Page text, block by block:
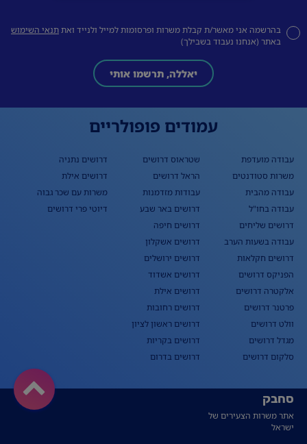
בהרשמה אני מאשר/ת קבלת משרות ופרסומות למייל ולנייד ואתתנאי השימוש
באתר (אנחנו נעבוד בשבילך)
יאללה, תרשמו אותי
עמודים פופולריים
עבודה מועדפת
משרות סטודנטים
עבודה מהבית
עבודה בחו"ל
דרושים שליחים
עבודה בשעות הערב
דרושים חקלאות
הפניקס דרושים
אלקטרה דרושים
פרטנר דרושים
וולט דרושים
מגדל דרושים
סלקום דרושים
שטראוס דרושים
הראל דרושים
עבודות מזדמנות
דרושים באר שבע
דרושים חיפה
דרושים אשקלון
דרושים ירושלים
דרושים אשדוד
דרושים אילת
דרושים רחובות
דרושים ראשון לציון
דרושים בקריות
דרושים בדרום
דרושים נתניה
דרושים אילת
משרות עם שכר גבוה
דיוטי פרי דרושים
סחבק
אתר משרות הצעירים של
ישראל